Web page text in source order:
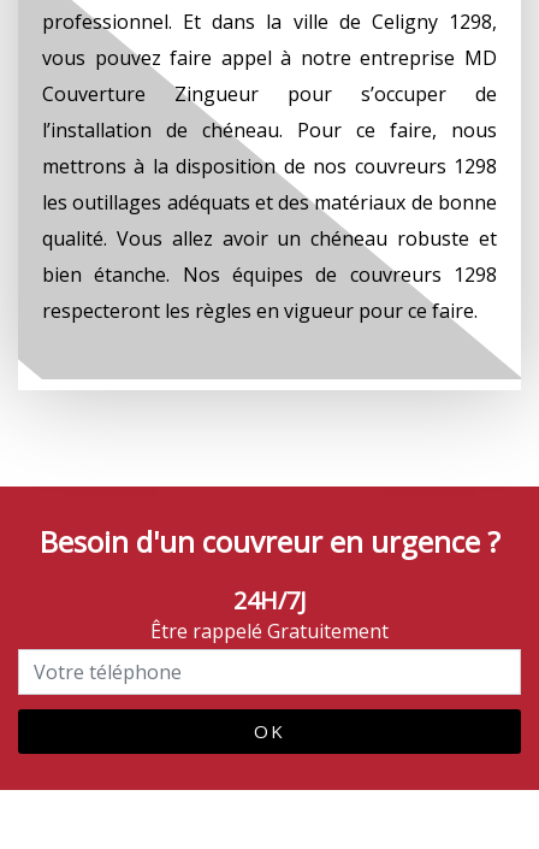
professionnel. Et dans la ville de Celigny 1298,
vous pouvez faire appel à notre entreprise MD
Couverture Zingueur pour s’occuper de
l’installation de chéneau. Pour ce faire, nous
mettrons à la disposition de nos couvreurs 1298
les outillages adéquats et des matériaux de bonne
qualité. Vous allez avoir un chéneau robuste et
bien étanche. Nos équipes de couvreurs 1298
respecteront les règles en vigueur pour ce faire.
Besoin d'un couvreur en urgence ?
24H/7J
Être rappelé Gratuitement